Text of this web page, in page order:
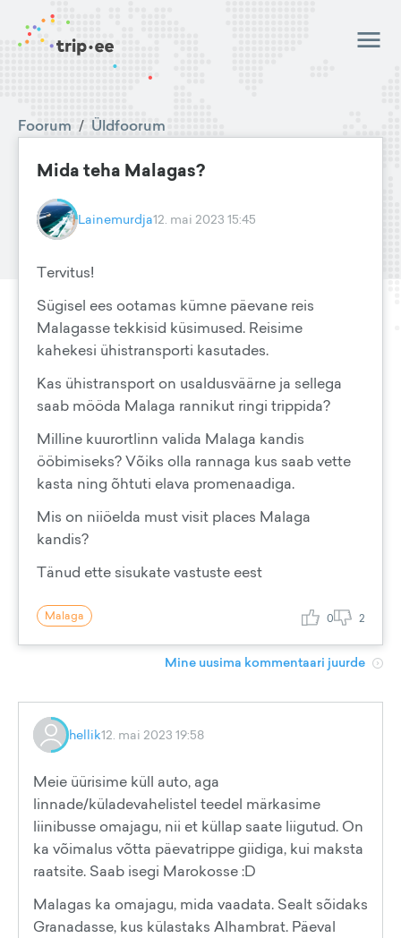
Foorum / Üldfoorum
Mida teha Malagas?
Lainemurdja12. mai 2023 15:45
Tervitus!
Sügisel ees ootamas kümne päevane reis
Malagasse tekkisid küsimused. Reisime
kahekesi ühistransporti kasutades.
Kas ühistransport on usaldusväärne ja sellega
saab mööda Malaga rannikut ringi trippida?
Milline kuurortlinn valida Malaga kandis
ööbimiseks? Võiks olla rannaga kus saab vette
kasta ning õhtuti elava promenaadiga.
Mis on niiöelda must visit places Malaga
kandis?
Tänud ette sisukate vastuste eest
Malaga 0 2
Mine uusima kommentaari juurde
hellik12. mai 2023 19:58
Meie üürisime küll auto, aga
linnade/küladevahelistel teedel märkasime
liinibusse omajagu, nii et küllap saate liigutud. On
ka võimalus võtta päevatrippe giidiga, kui maksta
raatsite. Saab isegi Marokosse :D
Malagas ka omajagu, mida vaadata. Sealt sõidaks
Granadasse, kus külastaks Alhambrat. Päeval